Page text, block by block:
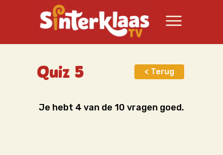
Je hebt 4 van de 10 vragen goed.
< Terug
Quiz 5